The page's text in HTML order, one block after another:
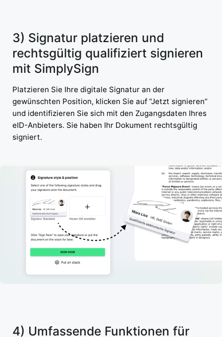
3) Signatur platzieren und
rechtsgültig qualifiziert signieren
mit SimplySign
Platzieren Sie Ihre digitale Signatur an der
gewünschten Position, klicken Sie auf “Jetzt signieren”
und identifizieren Sie sich mit den Zugangsdaten Ihres
eID-Anbieters. Sie haben Ihr Dokument rechtsgültig
signiert.
4) Umfassende Funktionen für